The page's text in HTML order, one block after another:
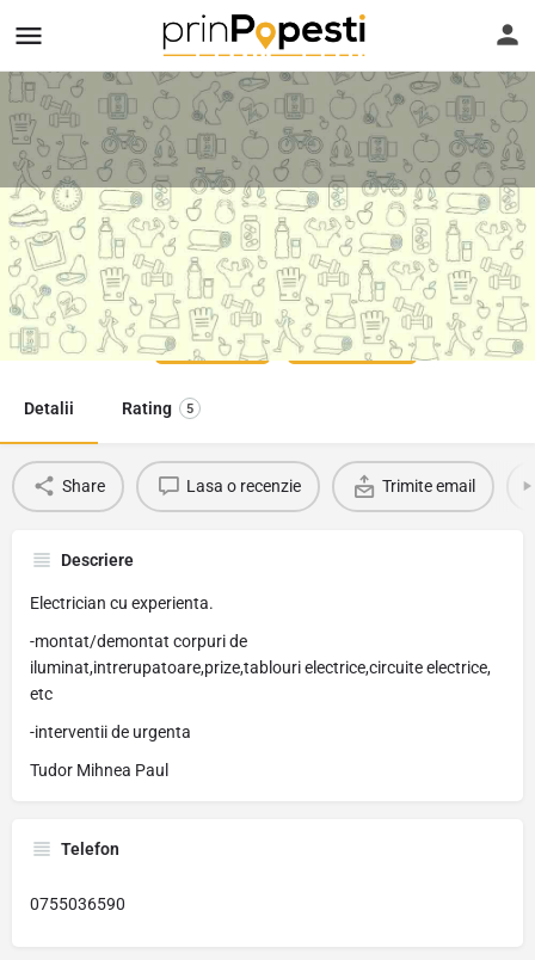
Electrician Tudor Mihnea Paul
Telefon
0755036590 Suna Favorit
Detalii Rating 5
Share Lasa o recenzie Trimite email
Descriere
Electrician cu experienta.
-montat/demontat corpuri de
iluminat,intrerupatoare,prize,tablouri electrice,circuite electrice,
etc
-interventii de urgenta
Tudor Mihnea Paul
Telefon
0755036590